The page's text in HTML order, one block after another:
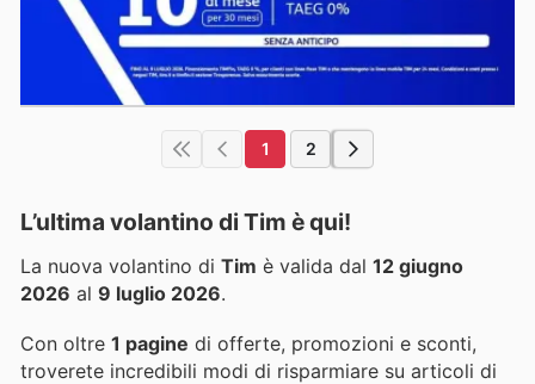
1 2
L’ultima volantino di Tim è qui!
La nuova volantino di Tim è valida dal 12 giugno
2026 al 9 luglio 2026.
Con oltre 1 pagine di offerte, promozioni e sconti,
troverete incredibili modi di risparmiare su articoli di